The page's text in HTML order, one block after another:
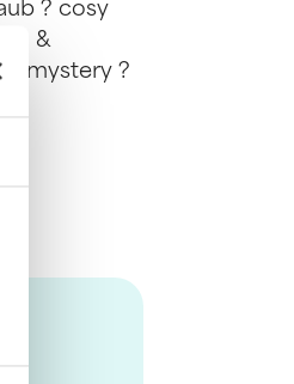
? cosy
&
? mystery ?